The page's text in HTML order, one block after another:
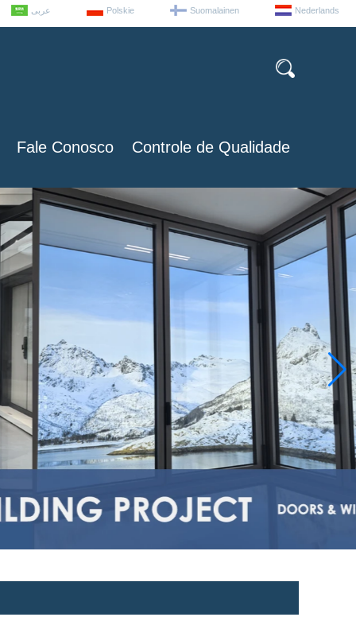
عربى Polskie Suomalainen Nederlands
Fale Conosco Controle de Qualidade